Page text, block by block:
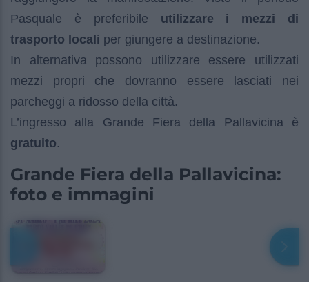
Pasquale è preferibile utilizzare i mezzi di
trasporto locali per giungere a destinazione.
In alternativa possono utilizzare essere utilizzati
mezzi propri che dovranno essere lasciati nei
parcheggi a ridosso della città.
L’ingresso alla Grande Fiera della Pallavicina è
gratuito.
Grande Fiera della Pallavicina:
foto e immagini